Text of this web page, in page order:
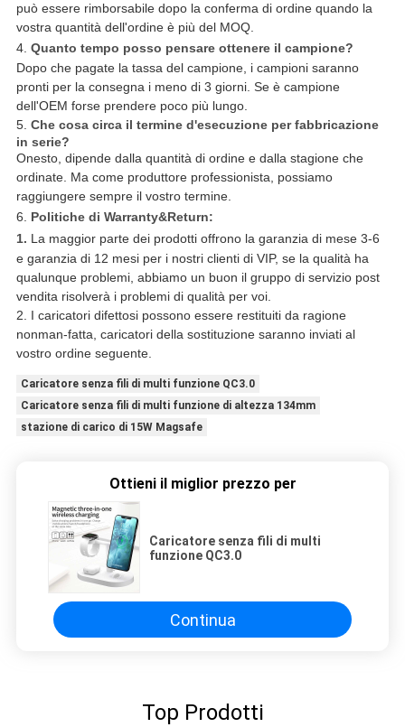
può essere rimborsabile dopo la conferma di ordine quando la
vostra quantità dell'ordine è più del MOQ.
4. Quanto tempo posso pensare ottenere il campione?
Dopo che pagate la tassa del campione, i campioni saranno
pronti per la consegna i meno di 3 giorni. Se è campione
dell'OEM forse prendere poco più lungo.
5. Che cosa circa il termine d'esecuzione per fabbricazione
in serie?
Onesto, dipende dalla quantità di ordine e dalla stagione che
ordinate. Ma come produttore professionista, possiamo
raggiungere sempre il vostro termine.
6. Politiche di Warranty&Return:
1. La maggior parte dei prodotti offrono la garanzia di mese 3-6
e garanzia di 12 mesi per i nostri clienti di VIP, se la qualità ha
qualunque problemi, abbiamo un buon il gruppo di servizio post
vendita risolverà i problemi di qualità per voi.
2. I caricatori difettosi possono essere restituiti da ragione
nonman-fatta, caricatori della sostituzione saranno inviati al
vostro ordine seguente.
Caricatore senza fili di multi funzione QC3.0
Caricatore senza fili di multi funzione di altezza 134mm
stazione di carico di 15W Magsafe
Ottieni il miglior prezzo per
Caricatore senza fili di multi
funzione QC3.0
Continua
Top Prodotti